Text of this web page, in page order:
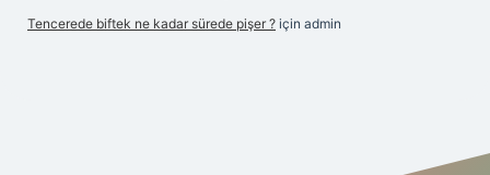
Tencerede biftek ne kadar sürede pişer ? için admin